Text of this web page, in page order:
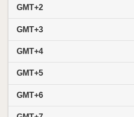
GMT+2
GMT+3
GMT+4
GMT+5
GMT+6